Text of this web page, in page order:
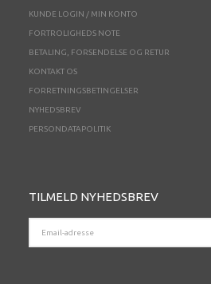
KUNDE LOGIN / MIN KONTO
FORTROLIGHEDS NOTE
BETALING, FORSENDELSE OG RETUR
KONTAKT OS
FORRETNINGSBETINGELSER
NYHEDSBREV
PERSONDATAPOLITIK
TILMELD NYHEDSBREV
ADRESSE